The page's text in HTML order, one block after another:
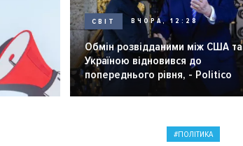
СВІТ ВЧОРА, 12:28
Обмін розвідданими між США та
Україною відновився до
попереднього рівня, - Politico
ПОЛІТИКА